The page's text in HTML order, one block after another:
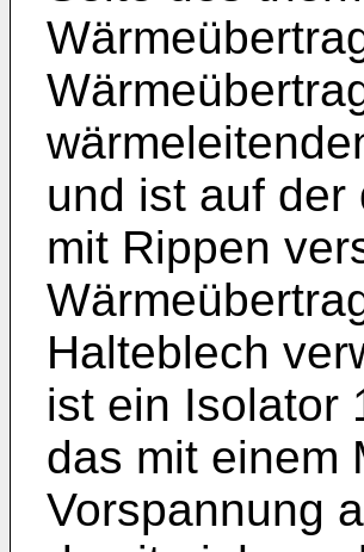
und ist auf der
mit Rippen
Halteblech
ist ein Isolator
das mit einem
Vorspannung